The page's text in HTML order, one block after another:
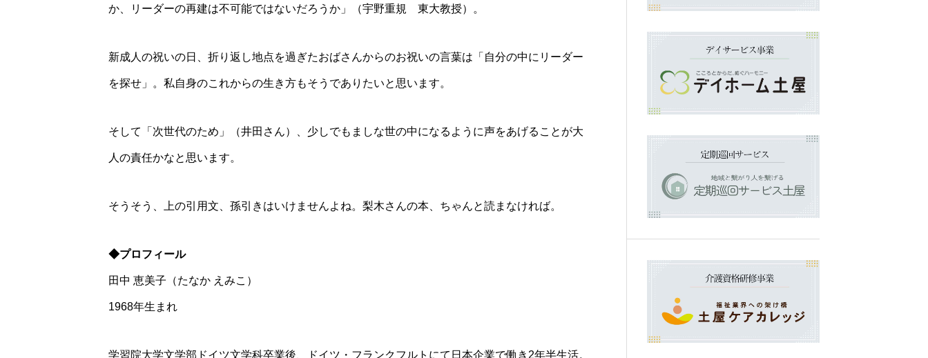
か、リーダーの再建は不可能ではないだろうか」（宇野重規 東大教授）。
新成人の祝いの日、折り返し地点を過ぎたおばさんからのお祝いの言葉は「自分の中にリーダー
を探せ」。私自身のこれからの生き方もそうでありたいと思います。
そして「次世代のため」（井田さん）、少しでもましな世の中になるように声をあげることが大
人の責任かなと思います。
そうそう、上の引用文、孫引きはいけませんよね。梨木さんの本、ちゃんと読まなければ。
◆プロフィール
田中 恵美子（たなか えみこ）
1968年生まれ
学習院大学文学部ドイツ文学科卒業後、ドイツ・フランクフルトにて日本企業で働き2年半生活。